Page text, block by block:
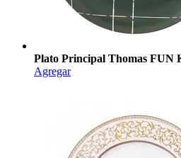
Plato Principal Thomas FUN
Agregar